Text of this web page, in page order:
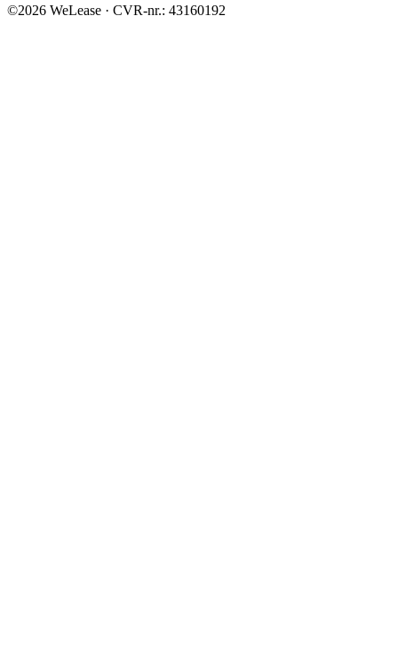
©2026 WeLease · CVR-nr.: 43160192